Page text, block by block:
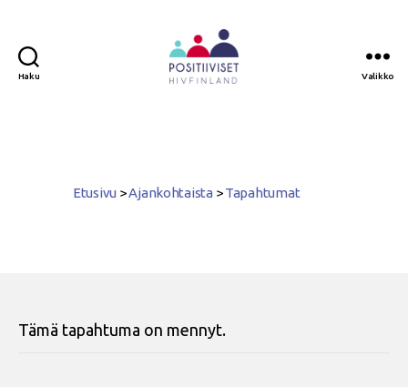
Haku Valikko
Etusivu >Ajankohtaista >Tapahtumat
Tämä tapahtuma on mennyt.